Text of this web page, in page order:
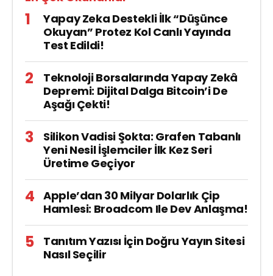
Yapay Zeka Destekli İlk “Düşünce
Okuyan” Protez Kol Canlı Yayında
Test Edildi!
Teknoloji Borsalarında Yapay Zekâ
Depremi: Dijital Dalga Bitcoin’i De
Aşağı Çekti!
Silikon Vadisi Şokta: Grafen Tabanlı
Yeni Nesil İşlemciler İlk Kez Seri
Üretime Geçiyor
Apple’dan 30 Milyar Dolarlık Çip
Hamlesi: Broadcom Ile Dev Anlaşma!
Tanıtım Yazısı İçin Doğru Yayın Sitesi
Nasıl Seçilir